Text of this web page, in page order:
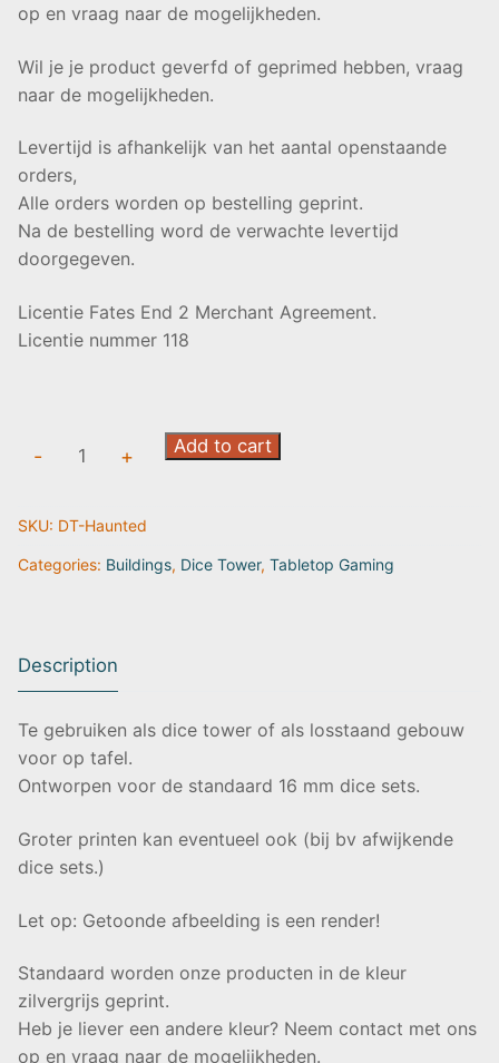
op en vraag naar de mogelijkheden.
Wil je je product geverfd of geprimed hebben, vraag
naar de mogelijkheden.
Levertijd is afhankelijk van het aantal openstaande
orders,
Alle orders worden op bestelling geprint.
Na de bestelling word de verwachte levertijd
doorgegeven.
Licentie Fates End 2 Merchant Agreement.
Licentie nummer 118
|
Fates
- + Add to cart
SKU: DT-Haunted
Categories: Buildings, Dice Tower, Tabletop Gaming
Description
Te gebruiken als dice tower of als losstaand gebouw
voor op tafel.
Ontworpen voor de standaard 16 mm dice sets.
Groter printen kan eventueel ook (bij bv afwijkende
dice sets.)
Let op: Getoonde afbeelding is een render!
Standaard worden onze producten in de kleur
zilvergrijs geprint.
Heb je liever een andere kleur? Neem contact met ons
op en vraag naar de mogelijkheden.